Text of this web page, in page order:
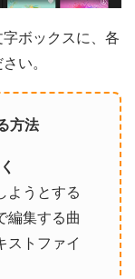
ボックスに、各
い。
方法
ようとする
編集する曲
ストファイ